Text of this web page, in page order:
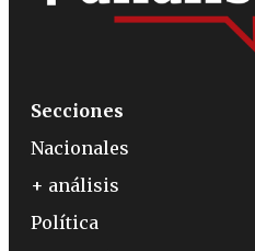
Secciones
Nacionales
+ análisis
Política